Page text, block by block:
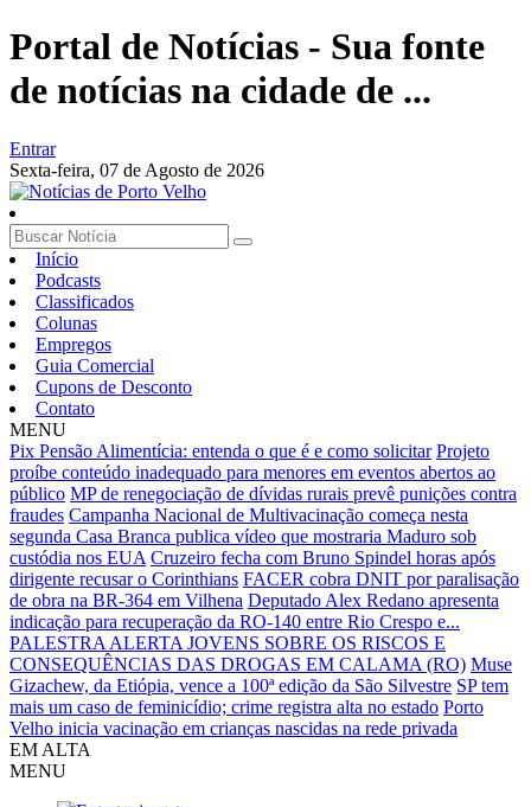
Portal de Notícias - Sua fonte
de notícias na cidade de ...
Entrar
Sexta-feira, 07 de Agosto de 2026
Início
Podcasts
Classificados
Colunas
Empregos
Guia Comercial
Cupons de Desconto
Contato
MENU
Pix Pensão Alimentícia: entenda o que é e como solicitar Projeto
proíbe conteúdo inadequado para menores em eventos abertos ao
público MP de renegociação de dívidas rurais prevê punições contra
fraudes Campanha Nacional de Multivacinação começa nesta
segunda Casa Branca publica vídeo que mostraria Maduro sob
custódia nos EUA Cruzeiro fecha com Bruno Spindel horas após
dirigente recusar o Corinthians FACER cobra DNIT por paralisação
de obra na BR-364 em Vilhena Deputado Alex Redano apresenta
indicação para recuperação da RO-140 entre Rio Crespo e...
PALESTRA ALERTA JOVENS SOBRE OS RISCOS E
CONSEQUÊNCIAS DAS DROGAS EM CALAMA (RO) Muse
Gizachew, da Etiópia, vence a 100ª edição da São Silvestre SP tem
mais um caso de feminicídio; crime registra alta no estado Porto
Velho inicia vacinação em crianças nascidas na rede privada
EM ALTA
MENU